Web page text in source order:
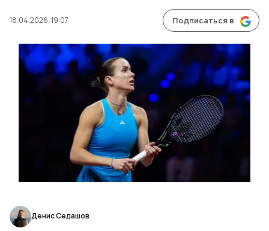
18.04.2026, 19:07 Подписаться в
Денис Седашов